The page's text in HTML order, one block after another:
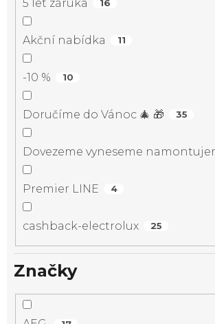
5 let záruka 16
Akční nabídka 11
-10 % 10
Doručíme do Vánoc 🎄 🎁 35
Dovezeme vyneseme
Premier LINE 4
cashback-electrolux 25
Značky